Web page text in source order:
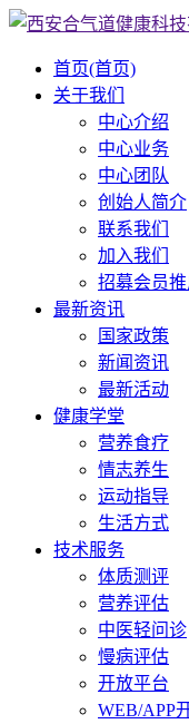
首页(首页)
关于我们
中心介绍
中心业务
中心团队
创始人简介
联系我们
加入我们
招募会员推
最新资讯
国家政策
新闻资讯
最新活动
健康学堂
营养食疗
情志养生
运动指导
生活方式
技术服务
体质测评
营养评估
中医轻问诊
慢病评估
开放平台
WEB/APP